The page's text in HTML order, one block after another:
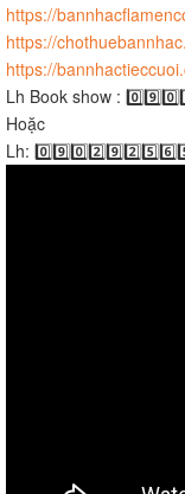
https://
https://
https://
Lh Book show :
Hoặc
Lh: